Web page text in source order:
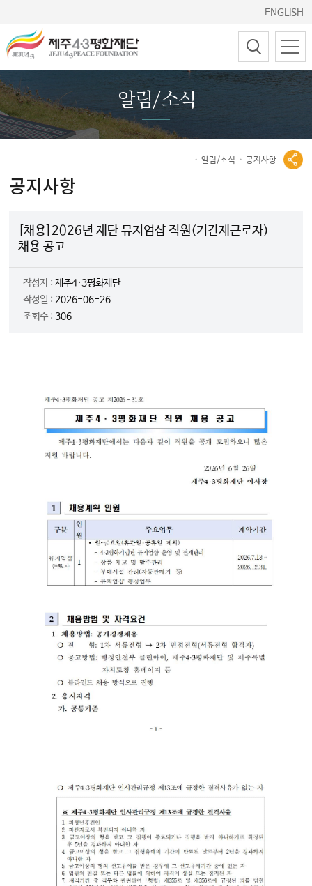
ENGLISH
알림/소식
알림/소식 공지사항
공지사항
[채용]2026년 재단 뮤지엄샵 직원(기간제근로자)
채용 공고
작성자 :제주4·3평화재단
작성일 : 2026-06-26
조회수 :306